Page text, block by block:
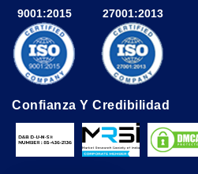
9001:2015 27001:2013
Confianza Y Credibilidad